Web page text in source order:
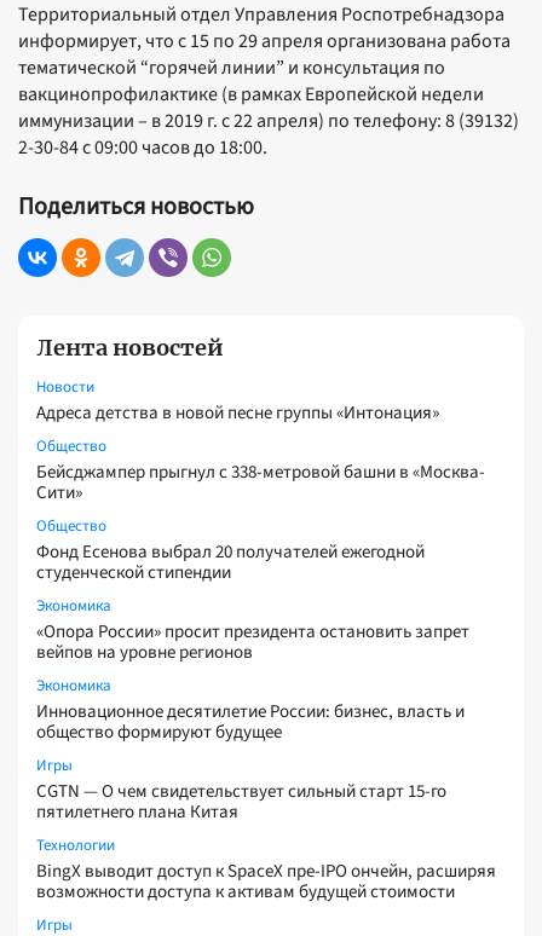
Лента новостей
Новости
Адреса детства в новой песне группы «Интонация»
Общество
Бейсджампер прыгнул с 338-метровой башни в «Москва-
Сити»
Общество
Фонд Есенова выбрал 20 получателей ежегодной
студенческой стипендии
Экономика
«Опора России» просит президента остановить запрет
вейпов на уровне регионов
Экономика
Инновационное десятилетие России: бизнес, власть и
общество формируют будущее
Игры
CGTN — О чем свидетельствует сильный старт 15-го
пятилетнего плана Китая
Технологии
BingX выводит доступ к SpaceX пре-IPO ончейн, расширяя
возможности доступа к активам будущей стоимости
Игры
Территориальный отдел Управления Роспотребнадзора
информирует, что с 15 по 29 апреля организована работа
тематической “горячей линии” и консультация по
вакцинопрофилактике (в рамках Европейской недели
иммунизации – в 2019 г. с 22 апреля) по телефону: 8 (39132)
2-30-84 с 09:00 часов до 18:00.
Поделиться новостью